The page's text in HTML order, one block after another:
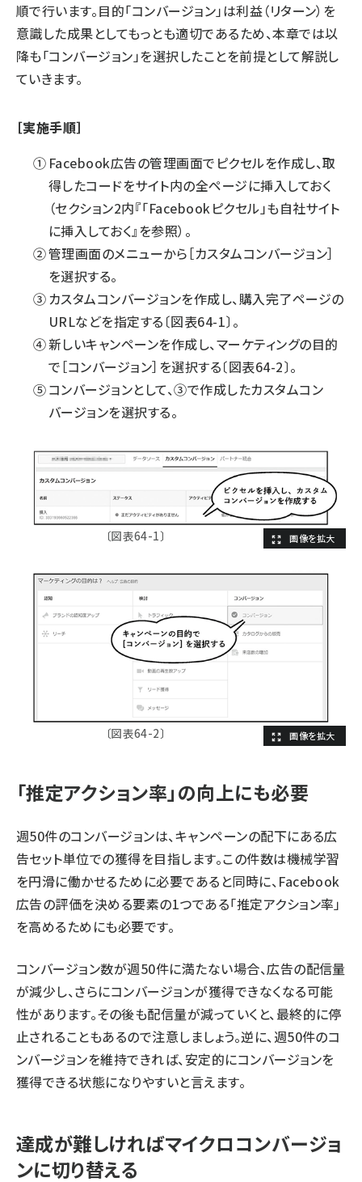
順で行います。目的「コンバージョン」は利益（リターン）を
意識した成果としてもっとも適切であるため、本章では以
降も「コンバージョン」を選択したことを前提として解説し
ていきます。
［実施手順］
Facebook広告の管理画面でピクセルを作成し、取
得したコードをサイト内の全ページに挿入しておく
（セクション2内『「Facebookピクセル」も自社サイト
に挿入しておく』を参照）。
管理画面のメニューから［カスタムコンバージョン］
を選択する。
カスタムコンバージョンを作成し、購入完了ページの
URLなどを指定する〔図表64-1〕。
新しいキャンペーンを作成し、マーケティングの目的
で［コンバージョン］を選択する〔図表64-2〕。
コンバージョンとして、③で作成したカスタムコン
バージョンを選択する。
〔図表64-1〕
〔図表64-2〕
「推定アクション率」の向上にも必要
週50件のコンバージョンは、キャンペーンの配下にある広
告セット単位での獲得を目指します。この件数は機械学習
を円滑に働かせるために必要であると同時に、Facebook
広告の評価を決める要素の1つである「推定アクション率」
を高めるためにも必要です。
コンバージョン数が週50件に満たない場合、広告の配信量
が減少し、さらにコンバージョンが獲得できなくなる可能
性があります。その後も配信量が減っていくと、最終的に停
止されることもあるので注意しましょう。逆に、週50件のコ
ンバージョンを維持できれば、安定的にコンバージョンを
獲得できる状態になりやすいと言えます。
達成が難しければマイクロコンバージョ
ンに切り替える